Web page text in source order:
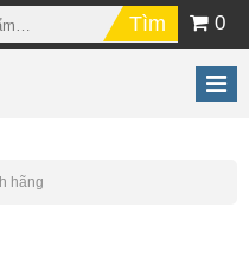
0
hãng